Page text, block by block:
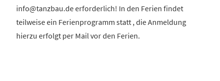
info@tanzbau.de erforderlich! In den Ferien findet
teilweise ein Ferienprogramm statt , die Anmeldung
hierzu erfolgt per Mail vor den Ferien.